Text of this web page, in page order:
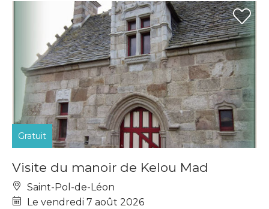
Gratuit
Visite du manoir de Kelou Mad
Saint-Pol-de-Léon
Le vendredi 7 août 2026